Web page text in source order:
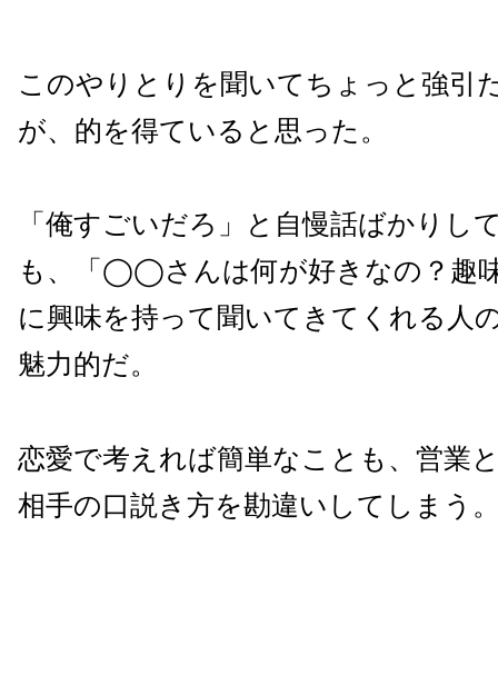
このやりとりを聞いてちょっと強引
が、的を得ていると思った。
「俺すごいだろ」と自慢話ばかりし
も、「◯◯さんは何が好きなの？趣
に興味を持って聞いてきてくれる人
魅力的だ。
恋愛で考えれば簡単なことも、営業
相手の口説き方を勘違いしてしまう